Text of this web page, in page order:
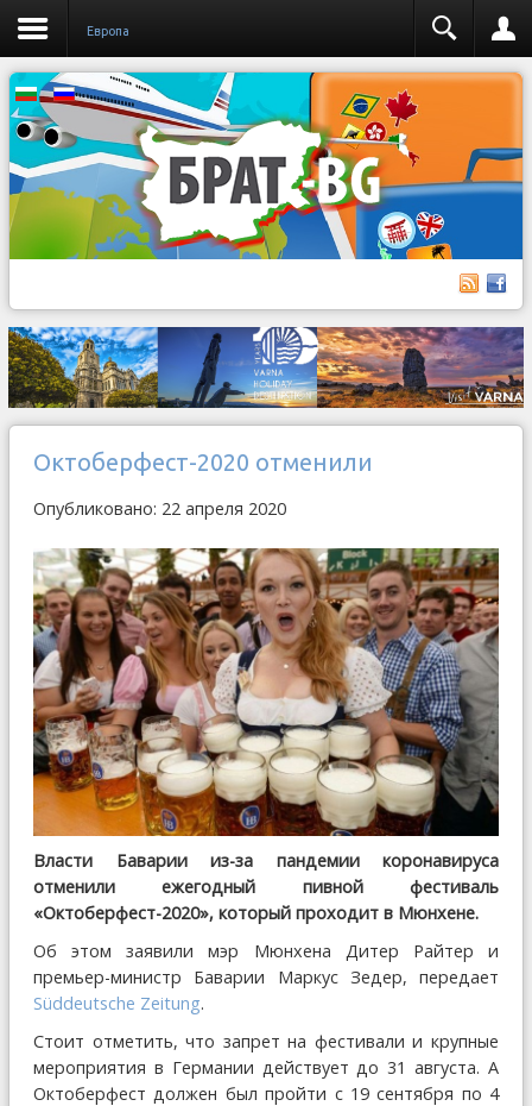
Европа
Октоберфест-2020 отменили
Опубликовано: 22 апреля 2020
Власти Баварии из-за пандемии коронавируса
отменили ежегодный пивной фестиваль
«Октоберфест-2020», который проходит в Мюнхене.
Об этом заявили мэр Мюнхена Дитер Райтер и
премьер-министр Баварии Маркус Зедер, передает
Süddeutsche Zeitung.
Стоит отметить, что запрет на фестивали и крупные
мероприятия в Германии действует до 31 августа. А
Октоберфест должен был пройти с 19 сентября по 4